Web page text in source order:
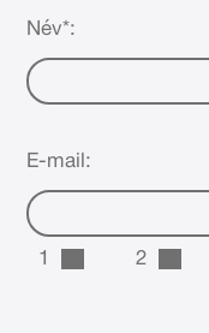
Név*:
E-mail:
1 2